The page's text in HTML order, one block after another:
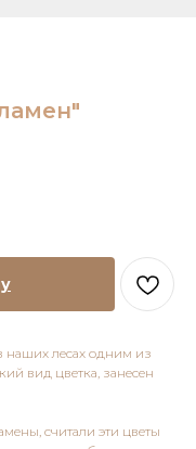
наших лесах одним из
вид цветка, занесен
считали эти цветы